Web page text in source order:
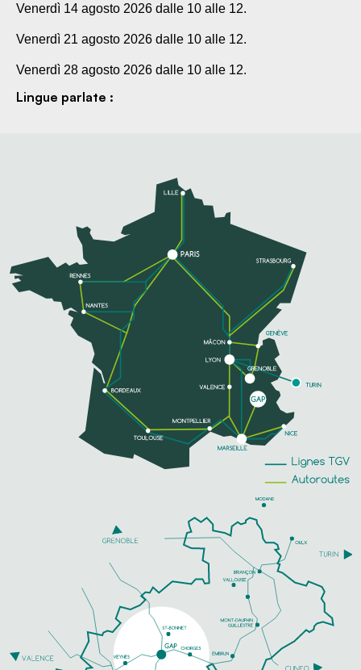
Venerdì 14 agosto 2026 dalle 10 alle 12.
Venerdì 21 agosto 2026 dalle 10 alle 12.
Venerdì 28 agosto 2026 dalle 10 alle 12.
Lingue parlate :